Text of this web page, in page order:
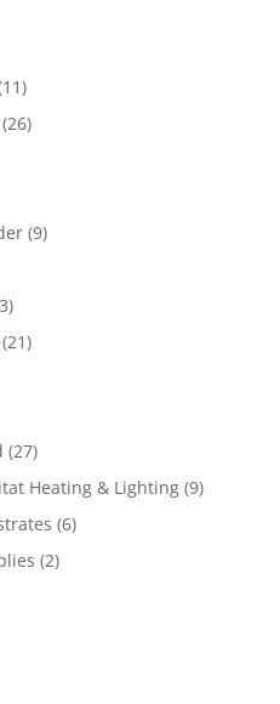
(26)
(9)
(21)
(27)
Heating & Lighting (9)
(6)
(2)